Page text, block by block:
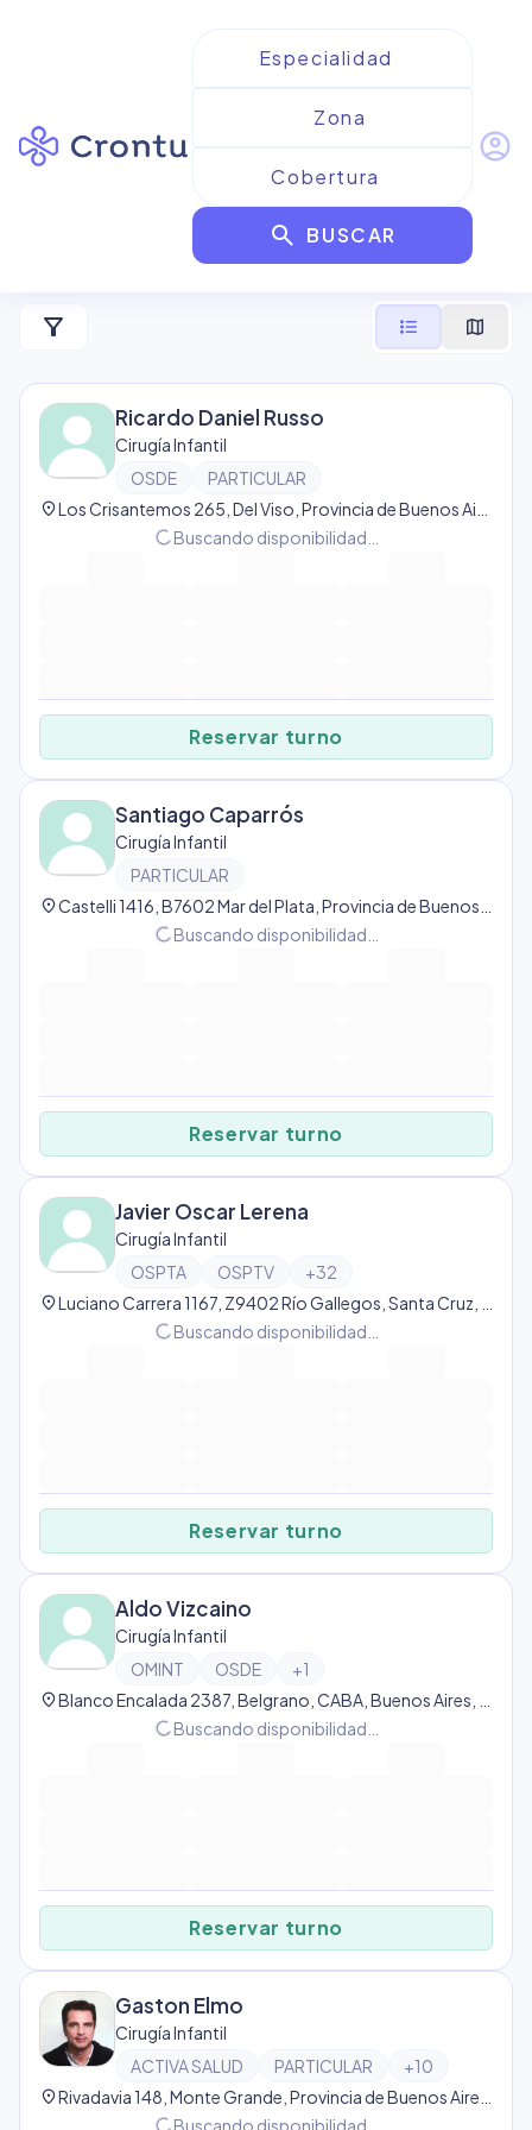
search BUSCAR
account_circle
Resultados paraCirugía
filter_alt format_list_bulleted map
Ricardo Daniel Russo
Cirugía Infantil
OSDE
PARTICULAR
location_on
progress_activityBuscando disponibilidad…
Reservar turno
Santiago Caparrós
Cirugía Infantil
PARTICULAR
location_on
progress_activityBuscando disponibilidad…
Reservar turno
Javier Oscar Lerena
Cirugía Infantil
OSPTA
OSPTV +32
location_on
progress_activityBuscando disponibilidad…
Reservar turno
Aldo Vizcaino
Cirugía Infantil
OMINT
OSDE +1
location_on
progress_activityBuscando disponibilidad…
Reservar turno
Gaston Elmo
Cirugía Infantil
ACTIVA SALUD
PARTICULAR +10
location_on
Buscando disponibilidad…